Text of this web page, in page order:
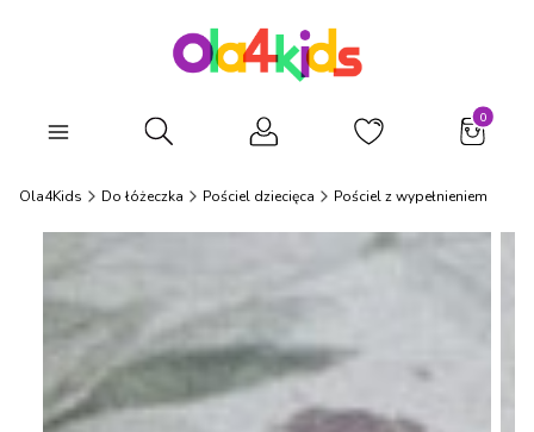
Otwórz wyszukiwarkę
Ola4Kids Do łóżeczka Pościel dziecięca Pościel z wypełnieniem